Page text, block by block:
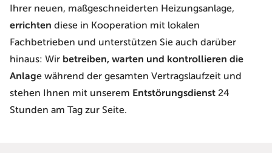
Ihrer neuen, maßgeschneiderten Heizungsanlage,
errichten diese in Kooperation mit lokalen
Fachbetrieben und unterstützen Sie auch darüber
hinaus: Wir betreiben, warten und kontrollieren die
Anlage während der gesamten Vertragslaufzeit und
stehen Ihnen mit unserem Entstörungsdienst 24
Stunden am Tag zur Seite.